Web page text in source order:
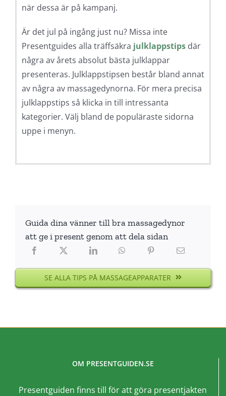
när dessa är på kampanj.
Är det jul på ingång just nu? Missa inte
Presentguides alla träffsäkra julklappstipsdär
några av årets absolut bästa julklappar
presenteras. Julklappstipsen består bland annat
av några av massagedynorna. För mera precisa
julklappstips så klicka in till intressanta
kategorier. Välj bland de populäraste sidorna
uppe i menyn.
Guida dina vänner till bra massagedynor
att ge i present genom att dela sidan
SE ALLA TIPS PÅ MASSAGEAPPARATER
OM PRESENTGUIDEN.SE
Presentguiden finns till för att göra presentjakten